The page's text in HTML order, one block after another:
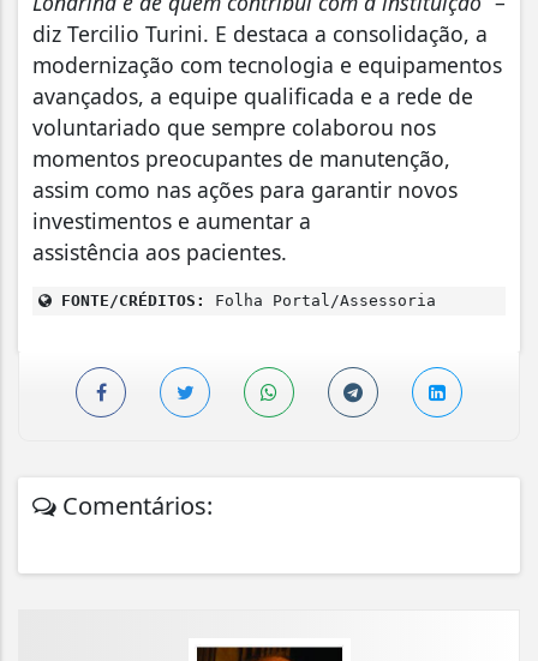
diz Tercilio Turini. E destaca a consolidação, a
modernização com tecnologia e equipamentos
avançados, a equipe qualificada e a rede de
voluntariado que sempre colaborou nos
momentos preocupantes de manutenção,
assim como nas ações para garantir novos
investimentos e aumentar a
assistência aos pacientes.
FONTE/CRÉDITOS: Folha Portal/Assessoria
Comentários: